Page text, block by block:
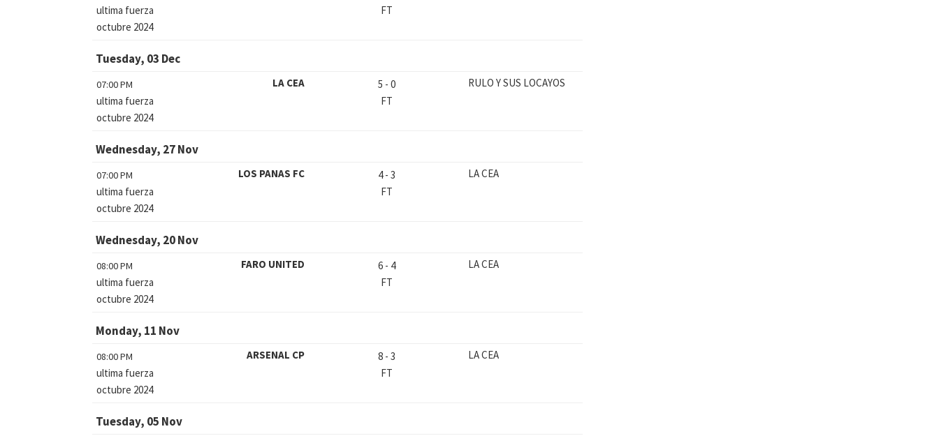
ultima fuerza
octubre 2024
FT
Tuesday, 03 Dec
07:00 PM
ultima fuerza
octubre 2024
LA CEA 5 - 0
FT
RULO Y SUS LOCAYOS
Wednesday, 27 Nov
07:00 PM
ultima fuerza
octubre 2024
LOS PANAS FC 4- 3
FT
LA CEA
Wednesday, 20 Nov
08:00 PM
ultima fuerza
octubre 2024
FARO UNITED 6- 4
FT
LA CEA
Monday, 11 Nov
08:00 PM
ultima fuerza
octubre 2024
ARSENAL CP 8- 3
FT
LA CEA
Tuesday, 05 Nov